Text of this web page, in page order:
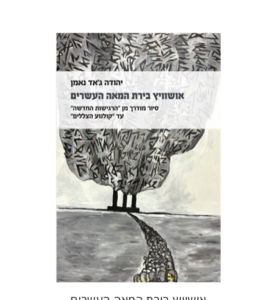
יהודה ג'אד נאמן
הנחת אתר ספר מודפס
$35
$32